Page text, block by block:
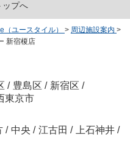
ップへ
ユースタイル） > 周辺施設案内 >
新宿榎店
/ 豊島区 / 新宿区 /
東京市
/ 中央 / 江古田 / 上石神井 /